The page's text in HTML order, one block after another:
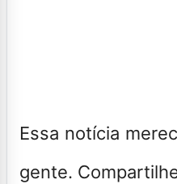
Essa notícia
gente.